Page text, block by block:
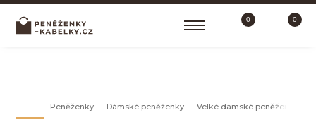
0 0
VELKÉ DÁMSKÉ PENĚŽENKY
Peněženky Dámské peněženky Velké dámské peněženky